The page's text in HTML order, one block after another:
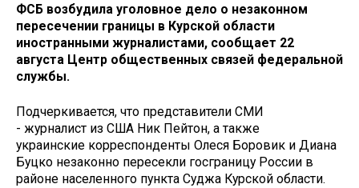
ФСБ возбудила уголовное дело о незаконном
пересечении границы в Курской области
иностранными журналистами, сообщает 22
августа Центр общественных связей федеральной
службы.
Подчеркивается, что представители СМИ
- журналист из США Ник Пейтон, а также
украинские корреспонденты Олеся Боровик и Диана
Буцко незаконно пересекли госграницу России в
районе населенного пункта Суджа Курской области.